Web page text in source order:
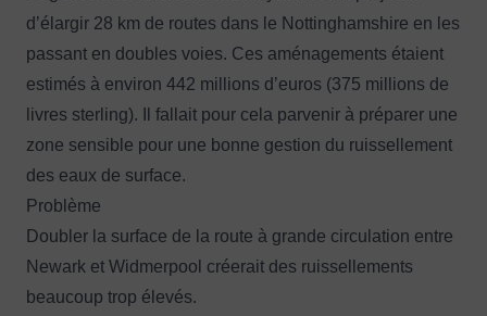
d’élargir 28 km de routes dans le Nottinghamshire en les
passant en doubles voies. Ces aménagements étaient
estimés à environ 442 millions d’euros (375 millions de
livres sterling). Il fallait pour cela parvenir à préparer une
zone sensible pour une bonne gestion du ruissellement
des eaux de surface.
Problème
Doubler la surface de la route à grande circulation entre
Newark et Widmerpool créerait des ruissellements
beaucoup trop élevés.